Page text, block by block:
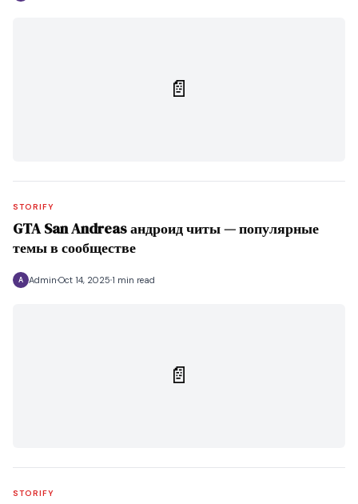
📄
STORIFY
GTA San Andreas андроид читы — популярные
темы в сообществе
A Admin Oct 14, 2025 1 min read
📄
STORIFY